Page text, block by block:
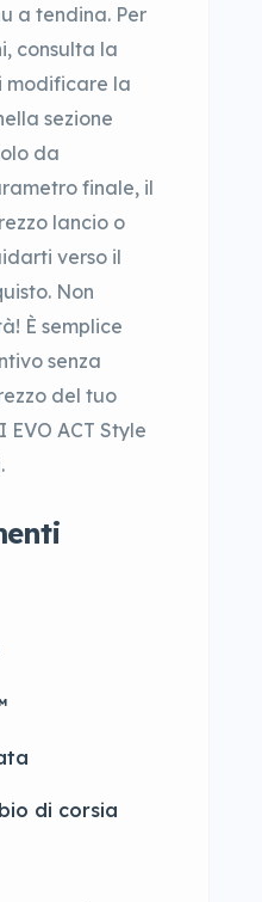
a tendina. Per
consulta la
modificare la
sezione
da
finale, il
lancio o
verso il
Non
È semplice
senza
del tuo
EVO ACT Style
di corsia